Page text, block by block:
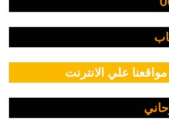
علي الانترنت